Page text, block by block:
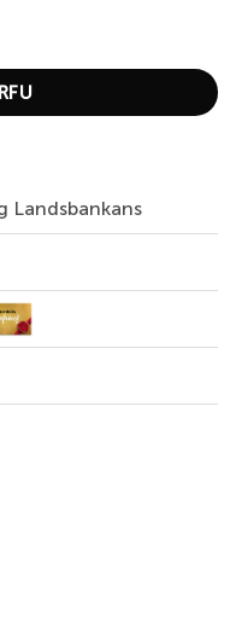
Landsbankans